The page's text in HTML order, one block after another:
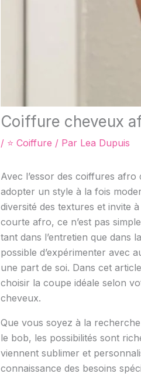
Coiffure cheveux
/ ⭐ Coiffure / Par Lea Dupuis
Avec l’essor des coiffures
adopter un style à la fois
diversité des textures et invite
courte afro, ce n’est pas
tant dans l’entretien que dans
possible d’expérimenter avec
une part de soi. Dans cet
choisir la coupe idéale selon
cheveux.
Que vous soyez à la
le bob, les possibilités sont
viennent sublimer et
connaissance des besoins